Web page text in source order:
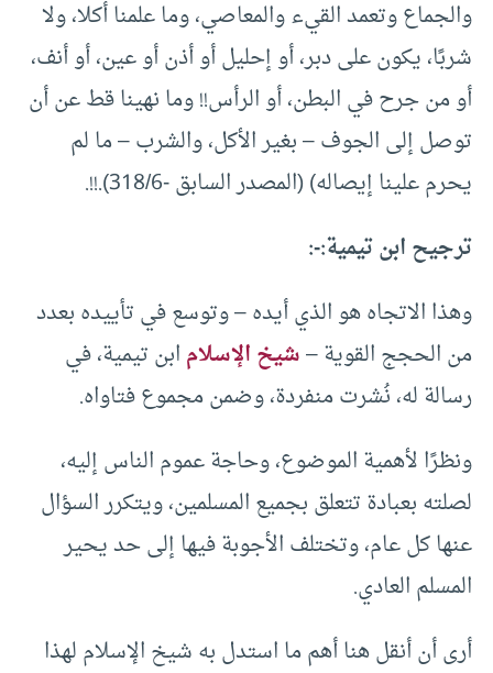
والجماع وتعمد القيء والمعاصي، وما علمنا أكلا، ولا
شربًا، يكون على دبر، أو إحليل أو أذن أو عين، أو أنف،
أو من جرح في البطن، أو الرأس!! وما نهينا قط عن أن
توصل إلى الجوف – بغير الأكل، والشرب – ما لم
يحرم علينا إيصاله) (المصدر السابق -318/6).!!.
ترجيح ابن تيمية:-:
وهذا الاتجاه هو الذي أيده – وتوسع في تأييده بعدد
من الحجج القوية –شيخ الإسلامابن تيمية، في
رسالة له، نُشرت منفردة، وضمن مجموع فتاواه.
ونظرًا لأهمية الموضوع، وحاجة عموم الناس إليه،
لصلته بعبادة تتعلق بجميع المسلمين، ويتكرر السؤال
عنها كل عام، وتختلف الأجوبة فيها إلى حد يحير
المسلم العادي.
أرى أن أنقل هنا أهم ما استدل به شيخ الإسلام لهذا